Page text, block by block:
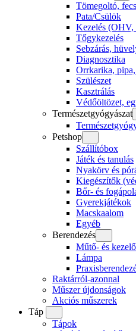
Tömegoltó,
Pata/Csülök
Kezelés (OHV,
Tőgykezelés
Sebzárás,
Diagnosztika
Orrkarika,
Szülészet
Kasztrálás
Védőöltözet,
Természetgyógyászat
Petshop
Szállítóbox
Játék és tanulás
Nyakörv és
Kiegészítők
Bőr- és
Gyerekjátékok
Macskaalom
Egyéb
Berendezés
Műtő- és
Lámpa
Raktárról-azonnal
Műszer újdonságok
Akciós műszerek
Táp
Tápok